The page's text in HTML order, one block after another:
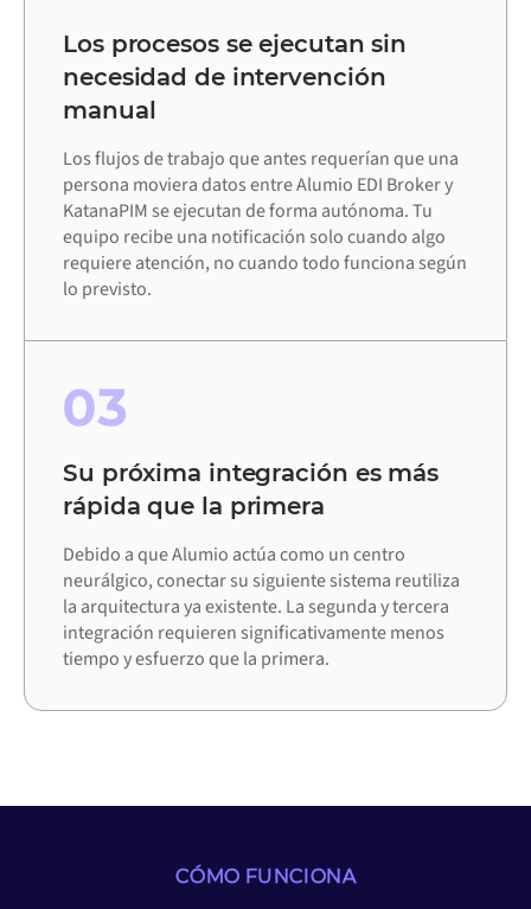
Los procesos se ejecutan sin
necesidad de intervención
manual
Los flujos de trabajo que antes requerían que una
persona moviera datos entre Alumio EDI Broker y
KatanaPIM se ejecutan de forma autónoma. Tu
equipo recibe una notificación solo cuando algo
requiere atención, no cuando todo funciona según
lo previsto.
03
Su próxima integración es más
rápida que la primera
Debido a que Alumio actúa como un centro
neurálgico, conectar su siguiente sistema reutiliza
la arquitectura ya existente. La segunda y tercera
integración requieren significativamente menos
tiempo y esfuerzo que la primera.
CÓMO FUNCIONA